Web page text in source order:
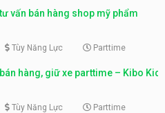
vấn bán hàng shop mỹ phẩm
Tùy Năng Lực Parttime
hàng, giữ xe parttime – Kibo Kid
Tùy Năng Lực Parttime